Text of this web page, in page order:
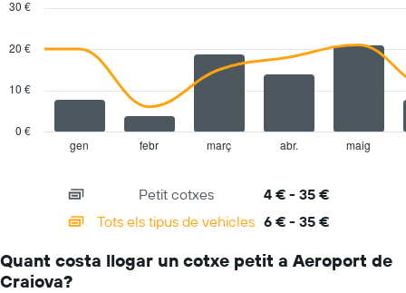
les
indicades
1
Y
el
diari
with
data
series.
The
has
categories.
The
gen febr març abr. maig
0 €
10 €
20 €
30 €
Petit cotxes
4 € - 35 €
Tots els tipus de vehicles 6 € - 35 €
Quant costa llogar un cotxe petit a Aeroport de
Craiova?